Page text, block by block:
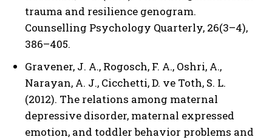
trauma and resilience genogram.
Counselling Psychology Quarterly, 26(3–4),
386–405.
Gravener, J. A., Rogosch, F. A., Oshri, A.,
Narayan, A. J., Cicchetti, D. ve Toth, S. L.
(2012). The relations among maternal
depressive disorder, maternal expressed
emotion, and toddler behavior problems and